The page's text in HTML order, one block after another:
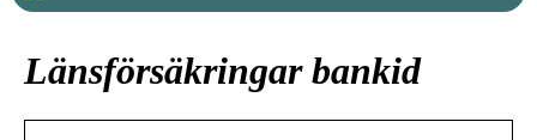
Länsförsäkringar bankid